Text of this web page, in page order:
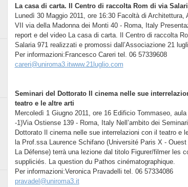
La casa di carta. Il Centro di raccolta Rom di via
Lunedì 30 Maggio 2011, ore 16:30 Facoltà di Architettura,
VII via della Madonna dei Monti 40 - Roma, Italy
report e del video La casa di carta. Il Centro di raccolta
Salaria 971 realizzati e promossi dall’Associazione 21
Per informazioni:Francesco Careri tel. 06 57339608
careri@uniroma3.itwww.21luglio.com
Seminari del Dottorato Il cinema nelle sue
teatro e le altre arti
Mercoledì 1 Giugno 2011, ore 16 Edificio Tommaseo, aula
-1)Via Ostiense 139 - Roma, Italy Nell’ambito dei
Dottorato Il cinema nelle sue interrelazioni con il teatro e
la Prof.ssa Laurence Schifano (Université Paris X - Ouest
La Défense) terrà una lezione dal titolo Figurer/filmer les
suppliciés. La question du Pathos cinématographique.
Per informazioni:Veronica Pravadelli tel. 06 57334086
pravadel@uniroma3.it